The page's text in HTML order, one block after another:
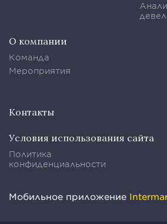
О компании
Команда
Мероприятия
Контакты
Условия использования сайта
Политика
конфиденциальности
Мобильное приложение